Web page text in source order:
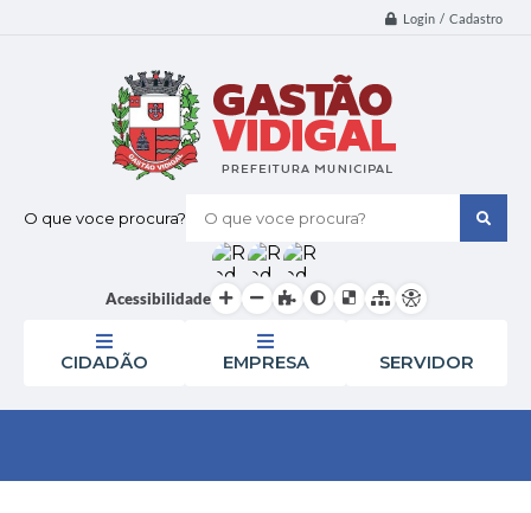
Login / Cadastro
O que voce procura?
Acessibilidade
CIDADÃO EMPRESA SERVIDOR